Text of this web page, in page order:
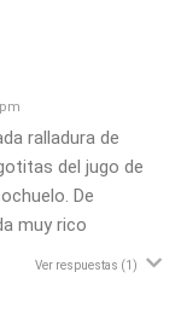
ralladura de
del jugo de
De
muy rico
Ver respuestas (1)